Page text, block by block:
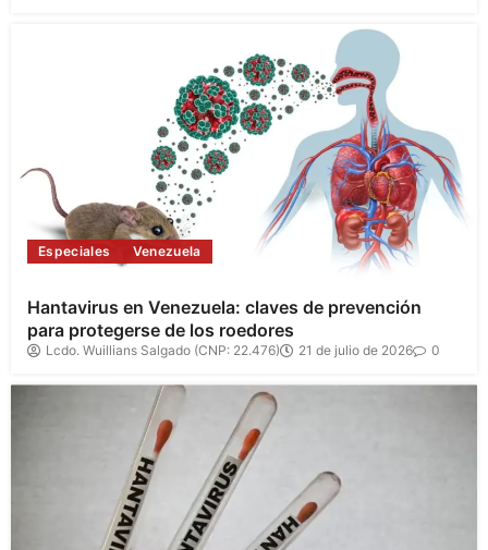
Especiales Venezuela
Hantavirus en Venezuela: claves de prevención
para protegerse de los roedores
Lcdo. Wuillians Salgado (CNP: 22.476) 21 de julio de 2026 0